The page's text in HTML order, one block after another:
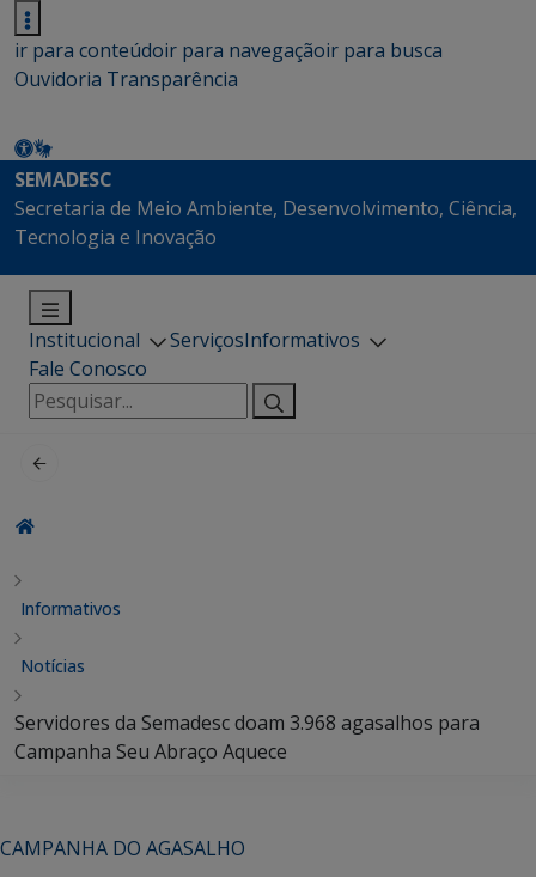
ir para conteúdoir para navegaçãoir para busca
Ouvidoria Transparência
SEMADESC
Secretaria de Meio Ambiente, Desenvolvimento, Ciência,
Tecnologia e Inovação
Institucional ServiçosInformativos
Fale Conosco
Pesquisar
por:
Informativos
Notícias
Servidores da Semadesc doam 3.968 agasalhos para
Campanha Seu Abraço Aquece
CAMPANHA DO AGASALHO